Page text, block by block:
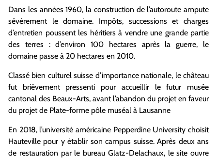
Dans les années 1960, la construction de l’autoroute ampute
sévèrement le domaine. Impôts, successions et charges
d’entretien poussent les héritiers à vendre une grande partie
des terres : d’environ 100 hectares après la guerre, le
domaine passe à 20 hectares en 2010.
Classé bien culturel suisse d’importance nationale, le château
fut brièvement pressenti pour accueillir le futur musée
cantonal des Beaux-Arts, avant l’abandon du projet en faveur
du projet de Plate-forme pôle muséal à Lausanne
En 2018, l’université américaine Pepperdine University choisit
Hauteville pour y établir son campus suisse. Après deux ans
de restauration par le bureau Glatz-Delachaux, le site ouvre